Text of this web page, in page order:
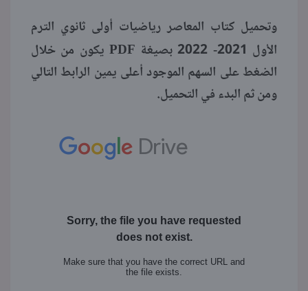
وتحميل كتاب المعاصر رياضيات أولى ثانوي الترم
الأول 2021- 2022 بصيغة
PDF يكون من خلال
الضغط على السهم الموجود أعلى يمين الرابط التالي
ومن ثم البدء في التحميل.